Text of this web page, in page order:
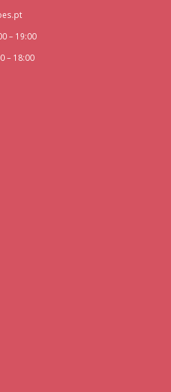
– 19:00
– 18:00